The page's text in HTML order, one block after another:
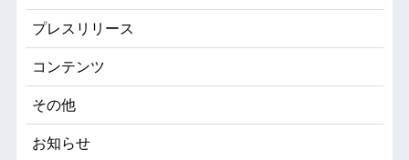
プレスリリース
コンテンツ
その他
お知らせ